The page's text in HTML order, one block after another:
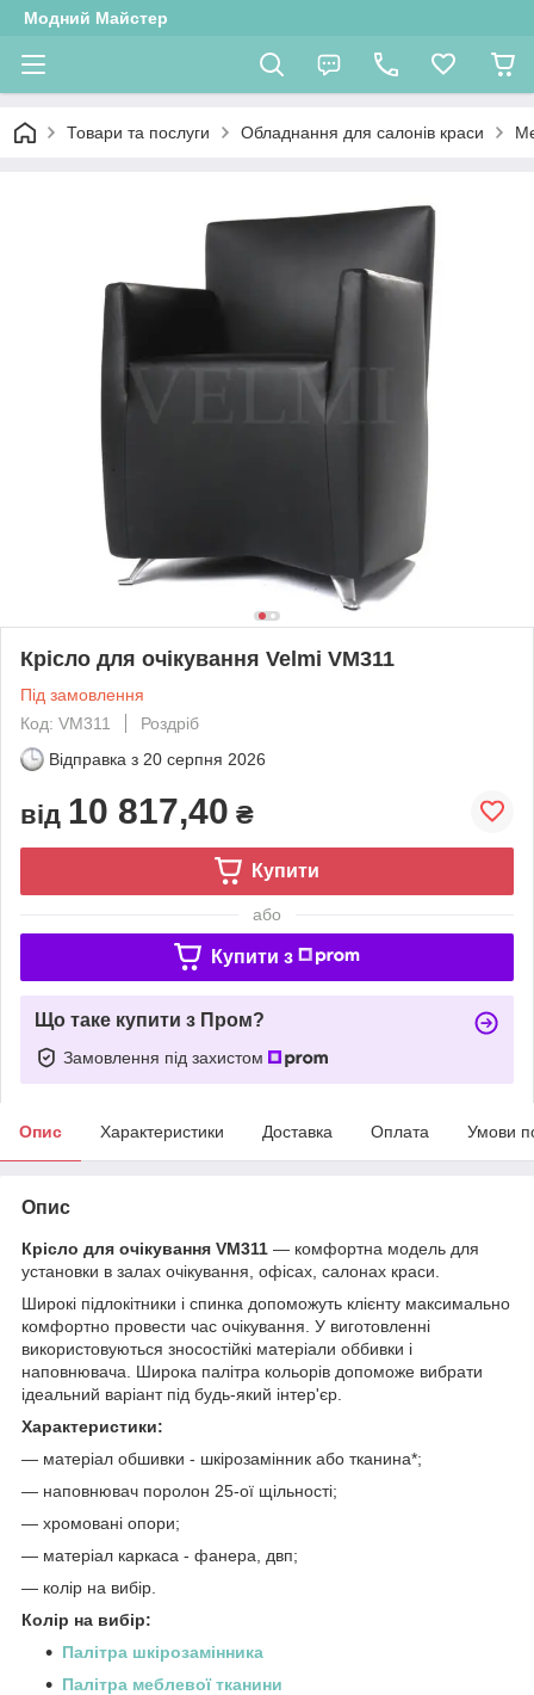
Модний Майстер
Товари та послуги Обладнання для салонів краси
Крісло для очікування Velmi VM311
Під замовлення
Код: VM311
Роздріб
Відправка з 20 серпня 2026
від 10 817,40 ₴
Купити
або
Купити з
Що таке купити з Пром?
Замовлення під захистом
Опис Характеристики Доставка Оплата Умови
Опис
Крісло для очікування VM311 ― комфортна модель для
установки в залах очікування, офісах, салонах краси.
Широкі підлокітники і спинка допоможуть клієнту максимально
комфортно провести час очікування. У виготовленні
використовуються зносостійкі матеріали оббивки і
наповнювача. Широка палітра кольорів допоможе вибрати
ідеальний варіант під будь-який інтер'єр.
Характеристики:
― матеріал обшивки - шкірозамінник або тканина*;
― наповнювач поролон 25-ої щільності;
― хромовані опори;
― матеріал каркаса - фанера, двп;
― колір на вибір.
Колір на вибір:
Палітра шкірозамінника
Палітра меблевої тканини